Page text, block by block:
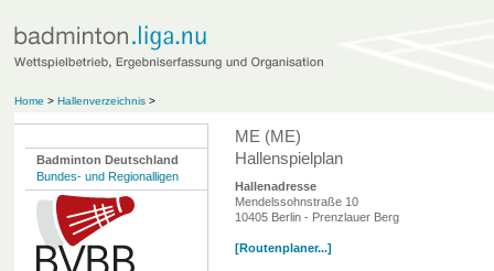
Home > Hallenverzeichnis>
Badminton Deutschland
Bundes- und Regionalligen
ME (ME)
Hallenspielplan
Hallenadresse
Mendelssohnstraße 10
10405 Berlin - Prenzlauer Berg
[Routenplaner...]